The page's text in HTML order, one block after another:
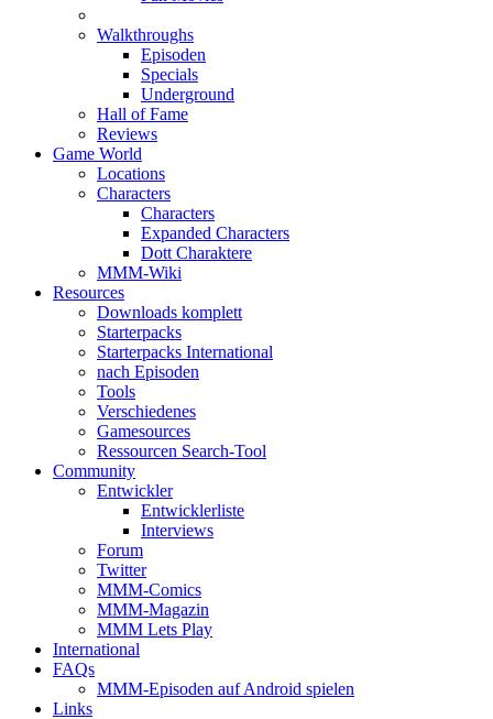
Walkthroughs
Episoden
Specials
Underground
Hall of Fame
Reviews
Game World
Locations
Characters
Characters
Expanded Characters
Dott Charaktere
MMM-Wiki
Resources
Downloads komplett
Starterpacks
Starterpacks International
nach Episoden
Tools
Verschiedenes
Gamesources
Ressourcen Search-Tool
Community
Entwickler
Entwicklerliste
Interviews
Forum
Twitter
MMM-Comics
MMM-Magazin
MMM Lets Play
International
FAQs
MMM-Episoden auf Android spielen
Links